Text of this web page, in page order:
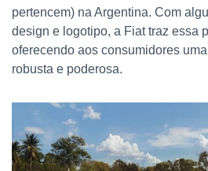
pertencem) na Argentina. Com
design e logotipo, a Fiat traz essa
oferecendo aos consumidores
robusta e poderosa.